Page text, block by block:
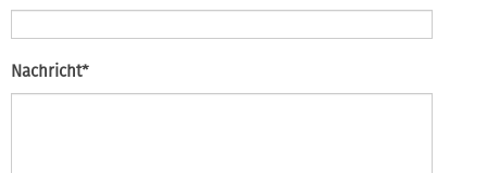
Pflichtfeld
Nachricht*